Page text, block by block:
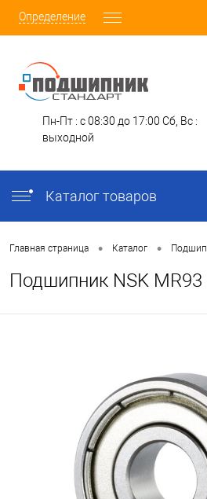
Определение
Пн-Пт : с 08:30 до 17:00 Сб, Вс :
выходной
Каталог товаров
Главная страница • Каталог •
Подшипник NSK MR93